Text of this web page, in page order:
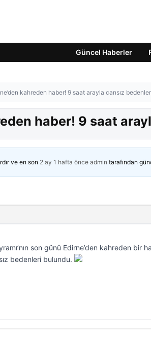
Güncel Haberler
kahreden haber! 9 saat arayla cansız
haber! 9 saat
ve en son 2 ay 1 hafta önce admin tarafından
son günü Edirne’den kahreden bir
bedenleri bulundu.